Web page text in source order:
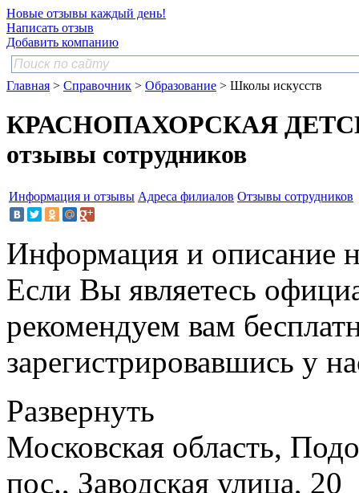
Новые отзывы каждый день!
Написать отзыв
Добавить компанию
Главная > Справочник > Образование > Школы искусств
КРАСНОПАХОРСКАЯ
отзывы сотрудников
Информация и отзывы Адреса филиалов Отзывы сотрудников
Информация и описание
Если Вы являетесь
рекомендуем вам
зарегистрировавшись у
Развернуть
Московская область,
пос., Заводская улица, 20